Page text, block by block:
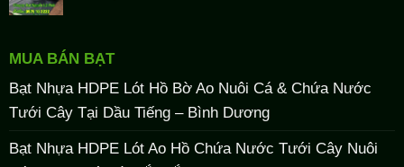
MUA BÁN BẠT
Bạt Nhựa HDPE Lót Hồ Bờ Ao Nuôi Cá & Chứa Nước
Tưới Cây Tại Dầu Tiếng – Bình Dương
Bạt Nhựa HDPE Lót Ao Hồ Chứa Nước Tưới Cây Nuôi